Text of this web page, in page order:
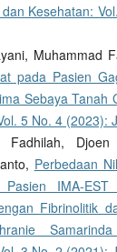
Kesehatan:
Muhammad
pada Pasien
Sebaya Tanah
5 No. 4 (2023):
Fadhilah, Djoen
Perbedaan
IMA-
Fibrinolitik
Samarinda